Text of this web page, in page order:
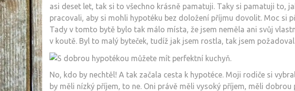
asi deset let, tak si to všechno krásně pamatuji. Taky si pamatuji to,
pracovali, aby si mohli hypotéku bez doložení příjmu dovolit. Moc si
Tady v tomto bytě bylo tak málo místa, že jsem neměla ani svůj
v koutě. Byl to malý byteček, tudíž jak jsem rostla, tak jsem
No, kdo by nechtěl! A tak začala cesta k hypotéce. Moji rodiče si
by měli nízký příjem, to ne. Oni právě měli vysoký příjem, měli